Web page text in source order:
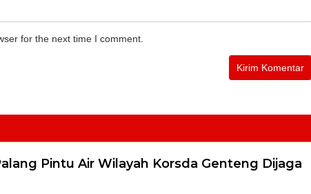
for the next time I comment.
Pintu Air Wilayah Korsda Genteng Dijaga